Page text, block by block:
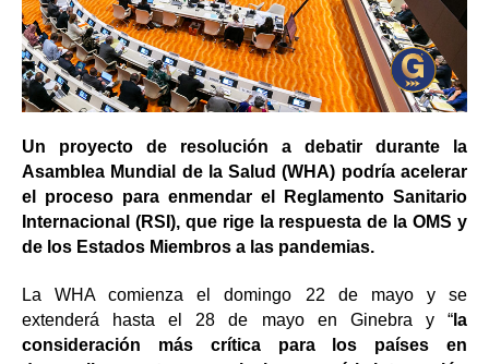
Un proyecto de resolución a debatir durante la
Asamblea Mundial de la Salud (WHA) podría acelerar
el proceso para enmendar el Reglamento Sanitario
Internacional (RSI), que rige la respuesta de la OMS y
de los Estados Miembros a las pandemias.
La WHA comienza el domingo 22 de mayo y se
extenderá hasta el 28 de mayo en Ginebra y “ la
consideración más crítica para los países en